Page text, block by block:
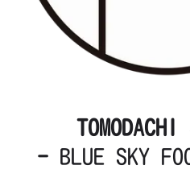
TOMODACHI
- BLUE SKY